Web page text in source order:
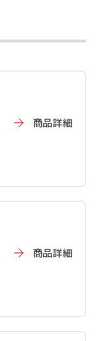
商品詳細
商品詳細